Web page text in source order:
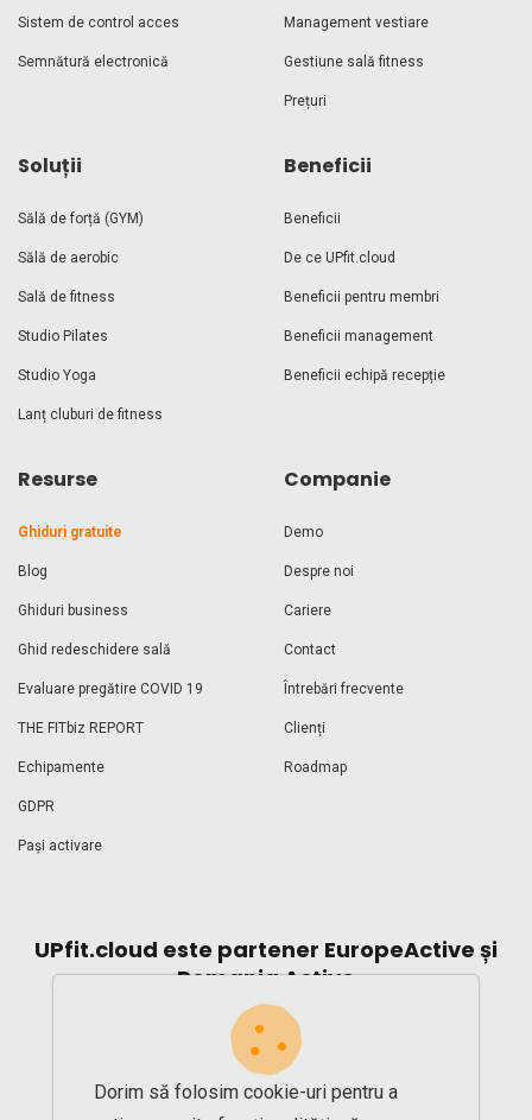
Sistem de control acces
Semnătură electronică
Management vestiare
Gestiune sală fitness
Prețuri
Soluții
Sălă de forță (GYM)
Sălă de aerobic
Sală de fitness
Studio Pilates
Studio Yoga
Lanț cluburi de fitness
Beneficii
Beneficii
De ce UPfit.cloud
Beneficii pentru membri
Beneficii management
Beneficii echipă recepție
Resurse
Ghiduri gratuite
Blog
Ghiduri business
Ghid redeschidere sală
Evaluare pregătire COVID 19
THE FITbiz REPORT
Echipamente
GDPR
Pași activare
Companie
Demo
Despre noi
Cariere
Contact
Întrebări frecvente
Clienți
Roadmap
UPfit.cloud este partener EuropeActive și
Romania Active
Dorim să folosim cookie-uri pentru a